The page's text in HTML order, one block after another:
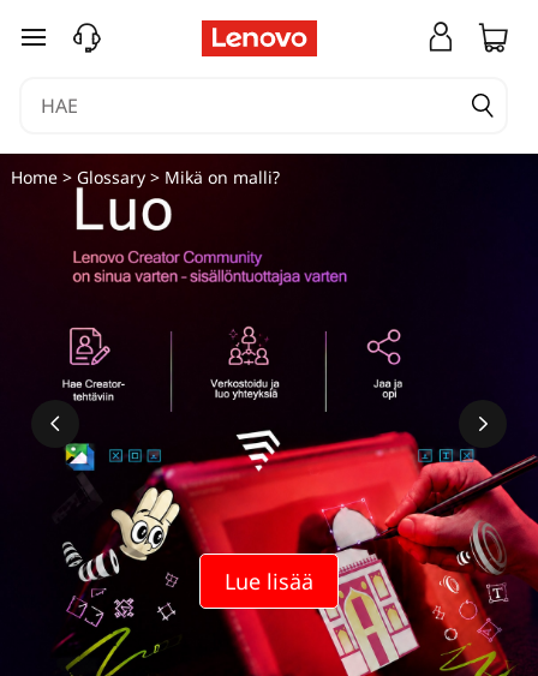
siirry pääsisältöön
Lue lisää
Home> Glossary> Mikä on malli?